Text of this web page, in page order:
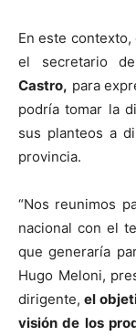
En este
el secretario
Castro, para
podría tomar la
sus planteos a
provincia.
“Nos reunimos
nacional con el
que generaría
Hugo Meloni,
dirigente,el
visión de los